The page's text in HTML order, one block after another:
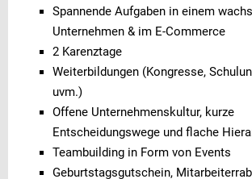
Spannende Aufgaben in einem
Unternehmen & im E-Commerce
2 Karenztage
Weiterbildungen (Kongresse,
uvm.)
Offene Unternehmenskultur, kurze
Entscheidungswege und flache
Teambuilding in Form von Events
Geburtstagsgutschein,